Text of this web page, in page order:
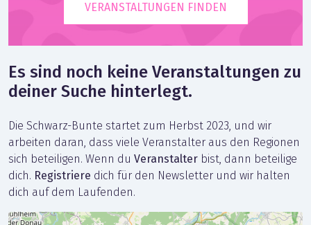
VERANSTALTUNGEN FINDEN
Es sind noch keine Veranstaltungen zu
deiner Suche hinterlegt.
Die Schwarz-Bunte startet zum Herbst 2023, und wir
arbeiten daran, dass viele Veranstalter aus den Regionen
sich beteiligen. Wenn du Veranstalter bist, dann beteilige
dich. Registriere dich für den Newsletter und wir halten
dich auf dem Laufenden.